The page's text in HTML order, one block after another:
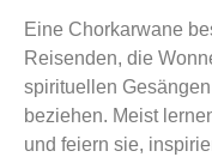
Eine Chorkarwane
Reisenden, die
spirituellen
beziehen. Meist
und feiern sie,